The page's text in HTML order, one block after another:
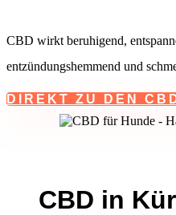
CBD wirkt beruhigend,
entzündungshemmend und
DIREKT ZU DEN
CBD in